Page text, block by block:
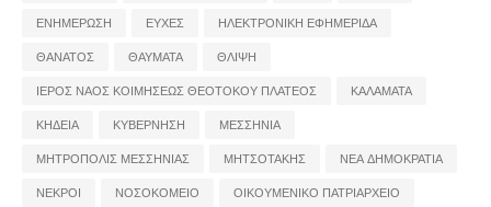
ΕΝΗΜΕΡΩΣΗ
ΕΥΧΕΣ
ΗΛΕΚΤΡΟΝΙΚΗ ΕΦΗΜΕΡΙΔΑ
ΘΑΝΑΤΟΣ
ΘΑΥΜΑΤΑ
ΘΛΙΨΗ
ΙΕΡΟΣ ΝΑΟΣ ΚΟΙΜΗΣΕΩΣ ΘΕΟΤΟΚΟΥ ΠΛΑΤΕΟΣ
ΚΑΛΑΜΑΤΑ
ΚΗΔΕΙΑ
ΚΥΒΕΡΝΗΣΗ
ΜΕΣΣΗΝΙΑ
ΜΗΤΡΟΠΟΛΙΣ ΜΕΣΣΗΝΙΑΣ
ΜΗΤΣΟΤΑΚΗΣ
ΝΕΑ ΔΗΜΟΚΡΑΤΙΑ
ΝΕΚΡΟΙ
ΝΟΣΟΚΟΜΕΙΟ
ΟΙΚΟΥΜΕΝΙΚΟ ΠΑΤΡΙΑΡΧΕΙΟ